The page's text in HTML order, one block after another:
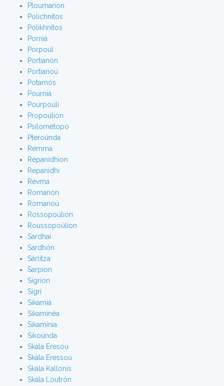
Ploumarion
Polichnítos
Polikhnítos
Porniá
Porpoúl
Portianón
Portianoú
Potamós
Pourniá
Pourpoúli
Propoúlion
Psilométopo
Pteroúnda
Rémma
Repanídhion
Repanídhi
Révma
Romanón
Romanoú
Rossopoúlion
Roussopoúlion
Sardhaí
Sardhón
Sárlitza
Sarpíon
Sígrion
Sigri
Sikamiá
Sikaminéa
Sikaminia
Sikoúnda
Skála Eresoú
Skála Eressoú
Skála Kallonís
Skála Loutrón